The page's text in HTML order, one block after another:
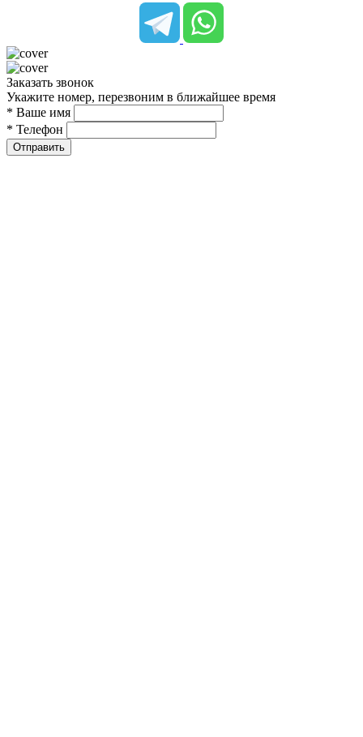
Заказать звонок
Укажите номер, перезвоним в ближайшее время
* Ваше имя
* Телефон
Отправить